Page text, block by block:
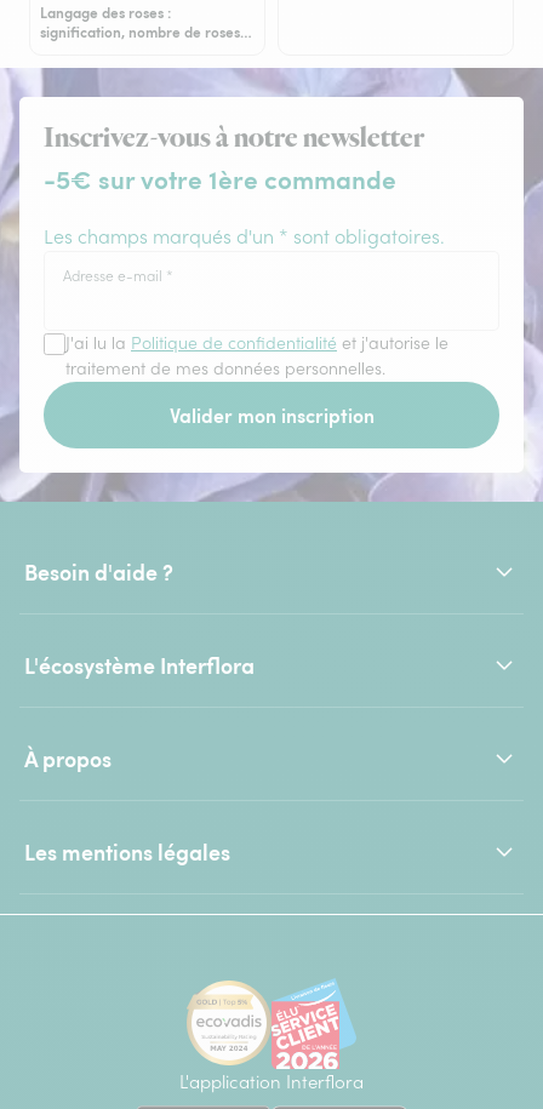
Langage des roses :
signification, nombre de roses…
Inscrivez-vous à notre newsletter
-5€ sur votre 1ère commande
Les champs marqués d'un * sont obligatoires.
Adresse e-mail *
J'ai lu la Politique de confidentialité et j'autorise le
traitement de mes données personnelles.
Valider mon inscription
Besoin d'aide ?
L'écosystème Interflora
À propos
Les mentions légales
L'application Interflora